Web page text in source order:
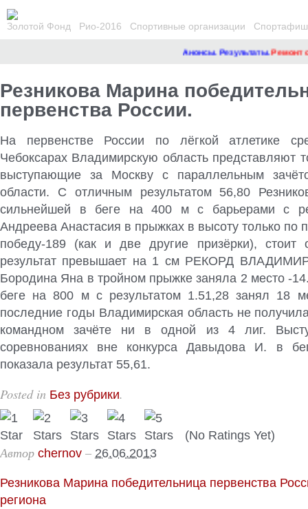
Золотой Фонд Рио-2016 Спортивные организации
Анонсы. Результаты.Ремонт
Резникова Марина
первенства России.
На первенстве России по лёгкой атлетике
Чебоксарах Владимирскую область представляют
выступающие за Москву с параллельным
области. С отличным результатом 56,80
сильнейшей в беге на 400 м с барьерами с
Андреева Анастасия в прыжках в высоту только по
победу-189 (как и две другие призёрки), стоит
результат превышает на 1 см РЕКОРД
Бородина Яна в тройном прыжке заняла 2 место -
беге на 800 м с результатом 1.51,28 занял 18
последние годы Владимирская область не
командном зачёте ни в одной из 4 лиг.
соревнованиях вне конкурса Давыдова И. в
показала результат 55,61.
Posted in Без рубрики.
(No Ratings Yet)
Автор chernov – 26.06.2013
Резникова Марина победительница первенства
региона